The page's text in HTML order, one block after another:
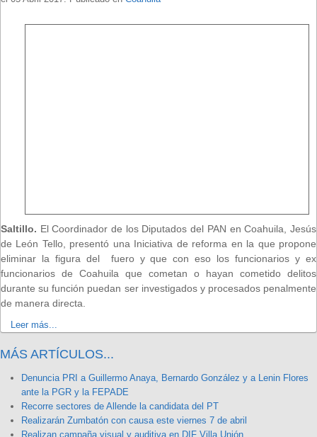
Saltillo. El Coordinador de los Diputados del PAN en Coahuila, Jesús
de León Tello, presentó una Iniciativa de reforma en la que propone
eliminar la figura del fuero y que con eso los funcionarios y ex
funcionarios de Coahuila que cometan o hayan cometido delitos
durante su función puedan ser investigados y procesados penalmente
de manera directa.
Leer más...
MÁS ARTÍCULOS...
Denuncia PRI a Guillermo Anaya, Bernardo González y a Lenin Flores
ante la PGR y la FEPADE
Recorre sectores de Allende la candidata del PT
Realizarán Zumbatón con causa este viernes 7 de abril
Realizan campaña visual y auditiva en DIF Villa Unión